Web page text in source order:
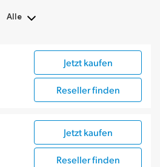
Alle
Pocket Cinema Camera
Zubehör
Jetzt kaufen
Reseller finden
Jetzt kaufen
Reseller finden